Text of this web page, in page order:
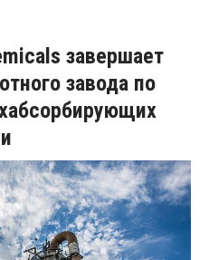
завершает
завода по